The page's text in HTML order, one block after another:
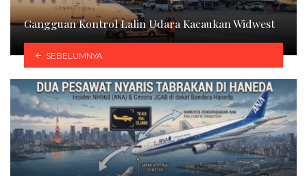
Gangguan Kontrol Lalin Udara Kacaukan Widwest
SEBELUMNYA